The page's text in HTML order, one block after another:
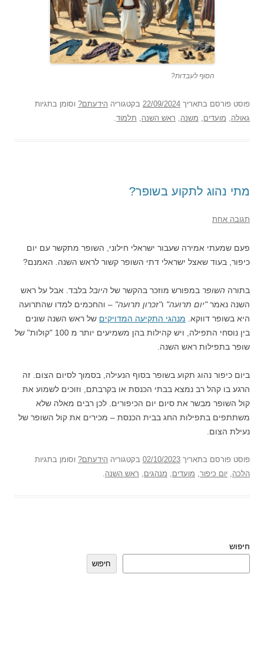
הסוף לעבדות?
פוסט פורסם בתאריך 22/09/2024 בקטגוריה הידעתם? וסומן בתגיות
גאולה
מועדים משנה ראש השנה תלמוד
מתי נהוג לתקוע בשופר?
תגובה אחת
פעם שמעתי אמירה שעבור ישראלי חילוני, השופר מתקשר עם יום
כיפור, בעוד שאצל ישראלי דתי השופר קשור לראש השנה. האמנם?
בתורה השופר במפורש מוזכר בהקשר של היובל בלבד. אבל על ראש
השנה נאמר"יום תרועה" ו"זכרון תרועה" – והחכמים למדו שהתרועה
היא בשופר דווקא. מנהגי התקיעה המדויקים של ראש השנה שונים
בין נוסחי התפילה, ויש קהילות בהן משמיעים יותר מ 100 "קולות" של
שופר בתפילות ראש השנה.
ביום כיפור נהוג תקוע בשופר בסוף הנעילה, בסמוך לסיום הצום. זה
הרגע בו קהל רב נמצא בבתי הכנסת או בקרבתם, וזוכים לשמוע את
קול השופר מבשר את סיום יום הכיפורים. לכן רבים מאלה שלא
משתתפים בתפילות החג בבית הכנסת – מכירים את קול השופר של
נעילת הצום.
פוסט פורסם בתאריך 02/10/2023 בקטגוריה הידעתם? וסומן בתגיות
הלכה יום כיפור מועדים מנהגים ראש השנה
חיפוש
חיפוש